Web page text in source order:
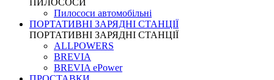
ПИЛОСОСИ
Пилососи автомобільні
ПОРТАТИВНІ ЗАРЯДНІ СТАНЦІЇ
ПОРТАТИВНІ ЗАРЯДНІ СТАНЦІЇ
ALLPOWERS
BREVIA
BREVIA ePower